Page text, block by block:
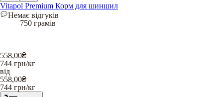
Vitapol Premium Корм для шиншил
Немає відгуків
750 грамів
558,00₴
744 грн/кг
від
558,00₴
744 грн/кг